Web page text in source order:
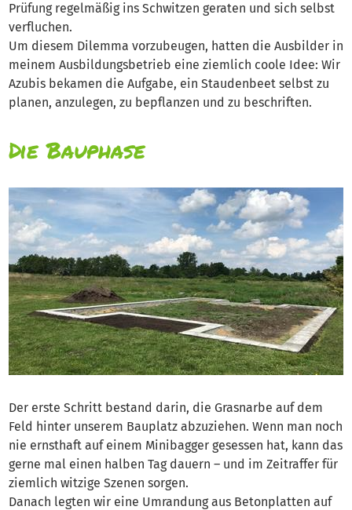
Prüfung regelmäßig ins Schwitzen geraten und sich selbst
verfluchen.
Um diesem Dilemma vorzubeugen, hatten die Ausbilder in
meinem Ausbildungsbetrieb eine ziemlich coole Idee: Wir
Azubis bekamen die Aufgabe, ein Staudenbeet selbst zu
planen, anzulegen, zu bepflanzen und zu beschriften.
Die Bauphase
Der erste Schritt bestand darin, die Grasnarbe auf dem
Feld hinter unserem Bauplatz abzuziehen. Wenn man noch
nie ernsthaft auf einem Minibagger gesessen hat, kann das
gerne mal einen halben Tag dauern – und im Zeitraffer für
ziemlich witzige Szenen sorgen.
Danach legten wir eine Umrandung aus Betonplatten auf